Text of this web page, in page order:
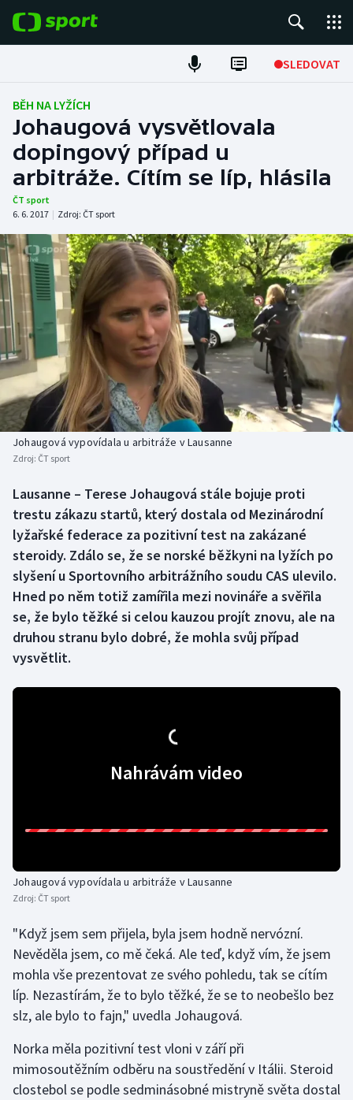
SLEDOVAT
Fotbal
Hokej
Tenis
Atletika
Cyklistika
DALŠÍ SPORTY
Americký fotbal
Baseball a softbal
Basketbal
Biatlon
Box
Curling
Dostihy
Florbal
Futsal
Krasobruslení
Lezení
Lyže a snowboard
Moderní pětiboj
Motorsport
Olympijské hry
NEPŘEHLÉDNĚTE
Soutěže
Historické návraty
Aplikace ČT sport
BĚH NA LYŽÍCH
Johaugová vysvětlovala
dopingový případ u
arbitráže. Cítím se líp, hlásila
ČT sport
6. 6. 2017 | Zdroj: ČT sport
Johaugová vypovídala u arbitráže v Lausanne
Zdroj: ČT sport
Lausanne – Terese Johaugová stále bojuje proti
trestu zákazu startů, který dostala od Mezinárodní
lyžařské federace za pozitivní test na zakázané
steroidy. Zdálo se, že se norské běžkyni na lyžích po
slyšení u Sportovního arbitrážního soudu CAS ulevilo.
Hned po něm totiž zamířila mezi novináře a svěřila
se, že bylo těžké si celou kauzou projít znovu, ale na
druhou stranu bylo dobré, že mohla svůj případ
vysvětlit.
Nahrávám video
Johaugová vypovídala u arbitráže v Lausanne
Zdroj: ČT sport
"Když jsem sem přijela, byla jsem hodně nervózní.
Nevěděla jsem, co mě čeká. Ale teď, když vím, že jsem
mohla vše prezentovat ze svého pohledu, tak se cítím
líp. Nezastírám, že to bylo těžké, že se to neobešlo bez
slz, ale bylo to fajn," uvedla Johaugová.
Norka měla pozitivní test vloni v září při
mimosoutěžním odběru na soustředění v Itálii. Steroid
clostebol se podle sedminásobné mistryně světa dostal